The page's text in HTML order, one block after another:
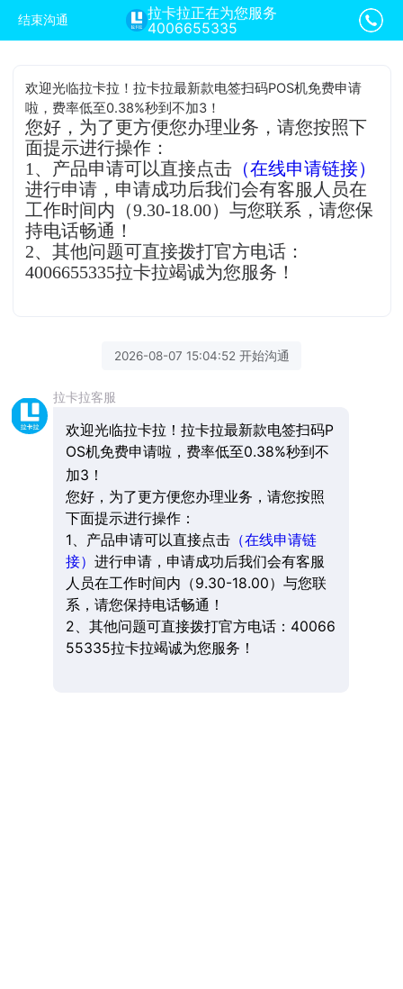
结束沟通
拉卡拉正在为您服务
4006655335
欢迎光临拉卡拉！拉卡拉最新款电签扫码POS机免费申请
啦，费率低至0.38%秒到不加3！
您好，为了更方便您办理业务，请您按照下
面提示进行操作：
1、产品申请可以直接点击 （在线申请链接）
进行申请，申请成功后我们会有客服人员在
工作时间内（9.30-18.00）与您联系，请您保
持电话畅通！
2、其他问题可直接拨打官方电话：
4006655335拉卡拉竭诚为您服务！
2026-08-07 15:04:52 开始沟通
拉卡拉客服
欢迎光临拉卡拉！拉卡拉最新款电签扫码P
OS机免费申请啦，费率低至0.38%秒到不
加3！
您好，为了更方便您办理业务，请您按照
下面提示进行操作：
1、产品申请可以直接点击（在线申请链
接） 进行申请，申请成功后我们会有客服
人员在工作时间内（9.30-18.00）与您联
系，请您保持电话畅通！
2、其他问题可直接拨打官方电话：40066
55335拉卡拉竭诚为您服务！